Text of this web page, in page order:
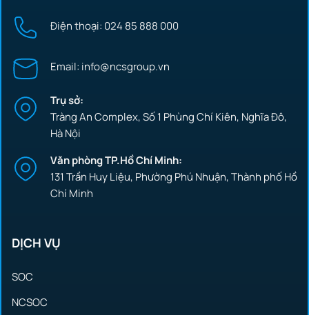
Điện thoại: 024 85 888 000
Email: info@ncsgroup.vn
Trụ sở:
Tràng An Complex, Số 1 Phùng Chí Kiên, Nghĩa Đô,
Hà Nội
Văn phòng TP.Hồ Chí Minh:
131 Trần Huy Liệu, Phường Phú Nhuận, Thành phố Hồ
Chí Minh
DỊCH VỤ
SOC
NCSOC